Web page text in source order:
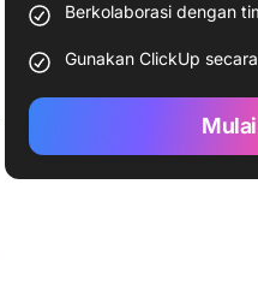
Berkolaborasi dengan
Gunakan ClickUp
Mulai